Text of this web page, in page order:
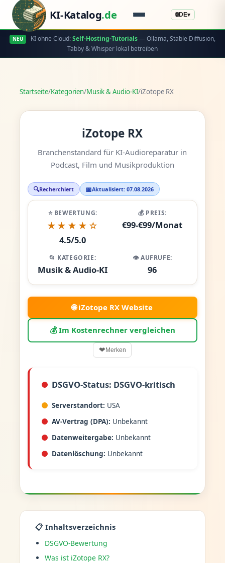
KI-Katalog.de 🌐DE▾
NEU KI ohne Cloud:Self-Hosting-Tutorials— Ollama, Stable Diffusion,
Tabby & Whisper lokal betreiben
Startseite/Kategorien/Musik & Audio-KI/iZotope RX
iZotope RX
Branchenstandard für KI-Audioreparatur in
Podcast, Film und Musikproduktion
🔍Recherchiert 📅Aktualisiert: 07.08.2026
⭐ BEWERTUNG:
★★★★☆
4.5/5.0
💰 PREIS:
€99-€99/Monat
📂 KATEGORIE:
Musik & Audio-KI
👁️ AUFRUFE:
96
🌐 iZotope RX Website
💰 Im Kostenrechner vergleichen
❤Merken
DSGVO-Status: DSGVO-kritisch
Serverstandort: USA
AV-Vertrag (DPA): Unbekannt
Datenweitergabe: Unbekannt
Datenlöschung: Unbekannt
📋 Inhaltsverzeichnis
DSGVO-Bewertung
Was ist iZotope RX?